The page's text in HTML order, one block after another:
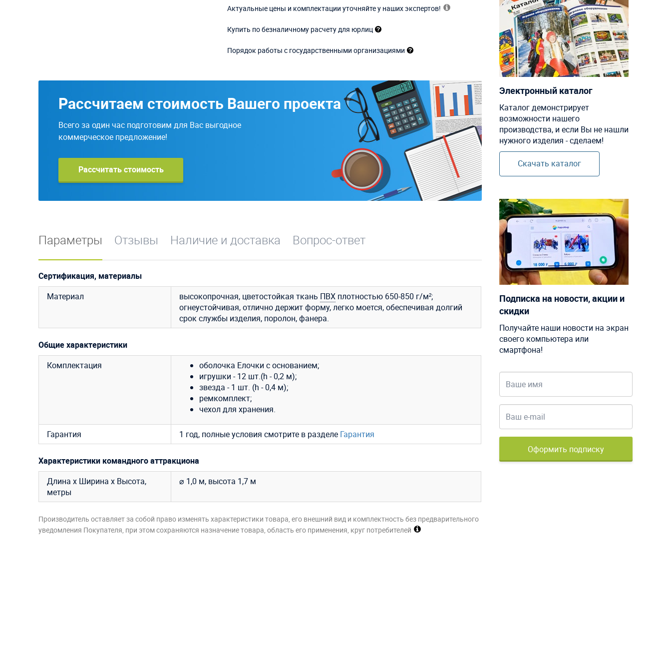
Актуальные цены и комплектации уточняйте у наших экспертов!
Купить по безналичному расчету для юрлиц
Порядок работы с государственными организациями
Рассчитаем стоимость Вашего проекта
Всего за один час подготовим для Вас выгодное
коммерческое предложение!
Рассчитать стоимость
Параметры Отзывы Наличие и доставка Вопрос-ответ
Сертификация, материалы
Материал
высокопрочная, цветостойкая ткань ПВХ плотностью 650-850 г/м²;
огнеустойчивая, отлично держит форму, легко моется, обеспечивая долгий
срок службы изделия, поролон, фанера.
Общие характеристики
Комплектация
оболочка Елочки с основанием;
игрушки - 12 шт.(h - 0,2 м);
звезда - 1 шт. (h - 0,4 м);
ремкомплект;
чехол для хранения.
Гарантия 1 год, полные условия смотрите в разделе Гарантия
Характеристики командного аттракциона
Длина х Ширина х Высота,
метры
⌀ 1,0 м, высота 1,7 м
Производитель оставляет за собой право изменять характеристики товара, его внешний вид и комплектность без предварительного
уведомления Покупателя, при этом сохраняются назначение товара, область его применения, круг потребителей
Электронный каталог
Каталог демонстрирует
возможности нашего
производства, и если Вы не нашли
нужного изделия - сделаем!
Скачать каталог
Подписка на новости, акции и
скидки
Получайте наши новости на экран
своего компьютера или
смартфона!
Оформить подписку